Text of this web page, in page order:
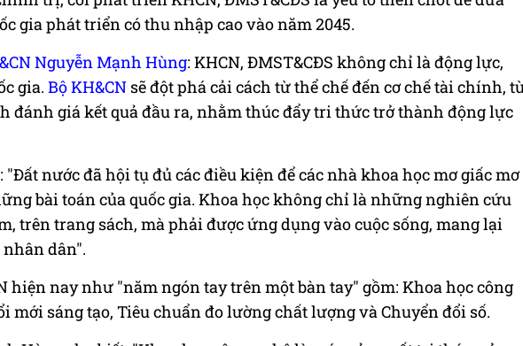
gia phát triển có thu nhập cao vào năm 2045.
Nguyễn Mạnh Hùng: KHCN, ĐMST&CĐS không chỉ là động lực,
gia. Bộ KH&CN sẽ đột phá cải cách từ thể chế đến cơ chế tài chính,
đánh giá kết quả đầu ra, nhằm thúc đẩy tri thức trở thành động lực
nước đã hội tụ đủ các điều kiện để các nhà khoa học mơ giấc mơ
bài toán của quốc gia. Khoa học không chỉ là những nghiên cứu
trên trang sách, mà phải được ứng dụng vào cuộc sống, mang lại
dân".
hiện nay như "năm ngón tay trên một bàn tay" gồm: Khoa học công
mới sáng tạo, Tiêu chuẩn đo lường chất lượng và Chuyển đổi số.